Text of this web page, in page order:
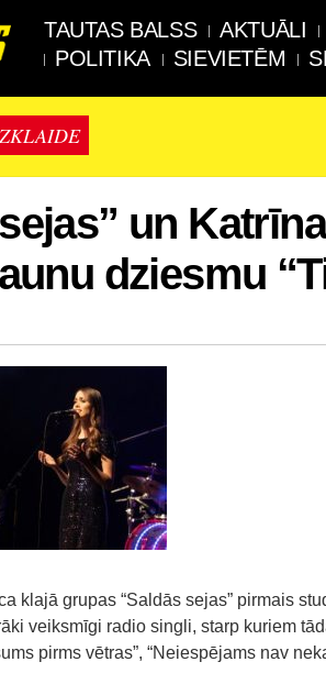
TAUTAS BALSS AKTUĀLI
POLITIKA
SIEVIETĒM
un
dziesmu
klajā grupas “Saldās sejas” pirmais
veiksmīgi radio singli, starp kuriem
pirms vētras”, “Neiespējams nav